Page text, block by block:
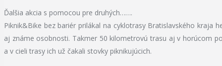
Ďalšia akcia s pomocou pre druhých…….
Piknik&Bike bez bariér prilákal na cyklotrasy Bratislavského kraja
aj známe osobnosti. Takmer 50 kilometrovú trasu aj v horúcom
a v cieli trasy ich už čakali stovky piknikujúcich.